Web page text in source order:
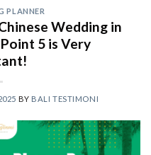
PLANNER
Wedding in
5 is Very
BY BALI TESTIMONI